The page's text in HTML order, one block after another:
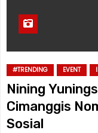
#TRENDING EVENT
Nining
Cimanggis
Sosial